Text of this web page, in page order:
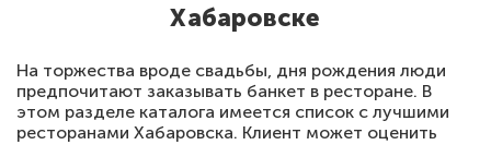
Хабаровске
На торжества вроде свадьбы, дня рождения люди
предпочитают заказывать банкет в ресторане. В
этом разделе каталога имеется список с лучшими
ресторанами Хабаровска. Клиент может оценить